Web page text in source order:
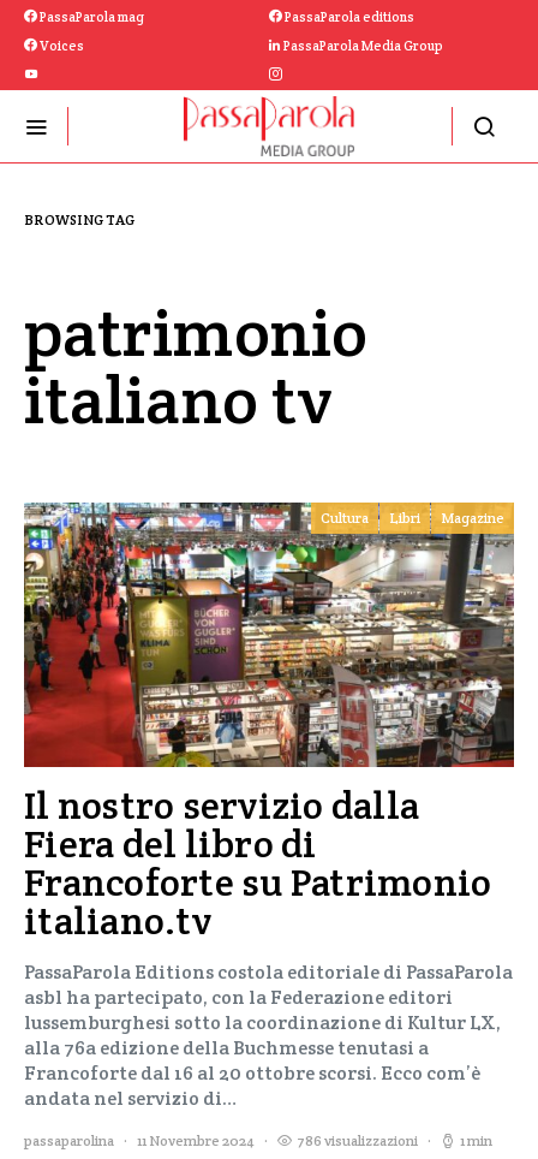
PassaParola mag
PassaParola editions
Voices
PassaParola Media Group
BROWSING TAG
patrimonio
italiano tv
Cultura Libri Magazine
Il nostro servizio dalla
Fiera del libro di
Francoforte su Patrimonio
italiano.tv
PassaParola Editions costola editoriale di PassaParola
asbl ha partecipato, con la Federazione editori
lussemburghesi sotto la coordinazione di Kultur LX,
alla 76a edizione della Buchmesse tenutasi a
Francoforte dal 16 al 20 ottobre scorsi. Ecco com’è
andata nel servizio di…
passaparolina 11 Novembre 2024 786 visualizzazioni 1 min